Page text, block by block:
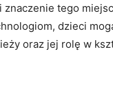
tego
dzieci‌
oraz jej rolę ‌w